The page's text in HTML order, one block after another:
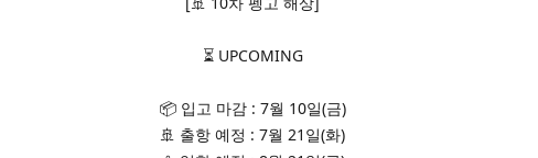
⏳ UPCOMING
📦 입고 마감 : 7월 10일(금)
🚢 출항 예정 : 7월 21일(화)